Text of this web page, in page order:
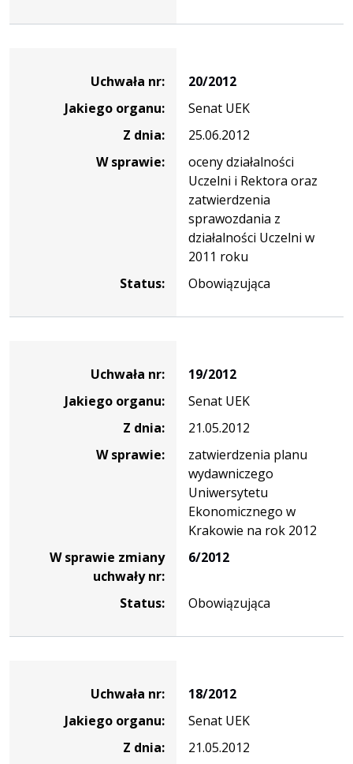
Uchwała nr:
20/2012
Jakiego organu:
Senat UEK
Z dnia:
25.06.2012
W sprawie:
oceny działalności
Uczelni i Rektora oraz
zatwierdzenia
sprawozdania z
działalności Uczelni w
2011 roku
Status:
Obowiązująca
Uchwała nr:
19/2012
Jakiego organu:
Senat UEK
Z dnia:
21.05.2012
W sprawie:
zatwierdzenia planu
wydawniczego
Uniwersytetu
Ekonomicznego w
Krakowie na rok 2012
W sprawie zmiany
uchwały nr:
6/2012
Status: Obowiązująca
Uchwała nr:
18/2012
Jakiego organu:
Senat UEK
Z dnia:
21.05.2012